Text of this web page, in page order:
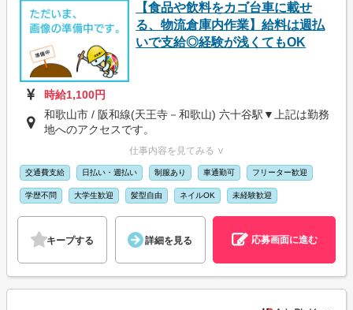
【食品や飲料をカゴ台車に載せ
る、物流倉庫内作業】給料は週払
いで支給◎経験が浅くてもOK
時給1,100円
和歌山市 / 阪和線(天王寺－和歌山) 六十谷駅▼上記は勤務
地へのアクセスです。
仕事内容を見てみる ∨
交通費支給 日払い・週払い 制服あり 車通勤可 フリーター歓迎
学歴不問 大学生歓迎 髪型自由 ネイルOK 未経験歓迎
キープする 詳細を見る 応募画面に進む